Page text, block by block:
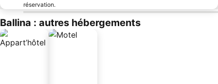
réservation.
Ballina : autres hébergements